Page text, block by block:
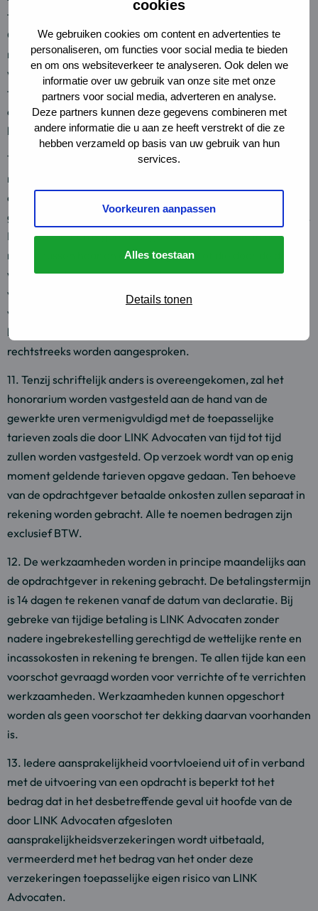
cookies
We gebruiken cookies om content en advertenties te
personaliseren, om functies voor social media te bieden
en om ons websiteverkeer te analyseren. Ook delen we
informatie over uw gebruik van onze site met onze
partners voor social media, adverteren en analyse.
Deze partners kunnen deze gegevens combineren met
andere informatie die u aan ze heeft verstrekt of die ze
hebben verzameld op basis van uw gebruik van hun
services.
Voorkeuren aanpassen
Alles toestaan
Details tonen
te brengen van diegenen binnen LINK Advocaten
Coöperatief U.A. voor wie kennisneming van die gegevens
nuttig is in verband met de behandeling van de opdracht dan
wel het relatiebeheer; (ii) De opdrachtgever verleent
toestemming om bij de communicatie gebruik te maken van
alle op dat moment gebruikelijke communicatiemiddelen, in
het bijzonder ook het internet.
10. LINK Advocaten zal bij het inschakelen van een derde de
nodige zorgvuldigheid in acht nemen en bij de selectie van
deze derde zoveel als in de relatie tot de opdrachtgever
gebruikelijk of redelijk is, met de opdrachtgever overleggen.
LINK Advocaten is gemachtigd voorwaarden die in de
relatie tussen haar en de derde gelden of die door de derde
worden bedongen te aanvaarden. LINK Advocaten zal deze
voorwaarden mogen tegenwerpen aan de opdrachtgever
voor zover het de uitvoering van de opdracht door de derde
betreft. Derden zullen door de opdrachtgever nimmer
rechtstreeks worden aangesproken.
11. Tenzij schriftelijk anders is overeengekomen, zal het
honorarium worden vastgesteld aan de hand van de
gewerkte uren vermenigvuldigd met de toepasselijke
tarieven zoals die door LINK Advocaten van tijd tot tijd
zullen worden vastgesteld. Op verzoek wordt van op enig
moment geldende tarieven opgave gedaan. Ten behoeve
van de opdrachtgever betaalde onkosten zullen separaat in
rekening worden gebracht. Alle te noemen bedragen zijn
exclusief BTW.
12. De werkzaamheden worden in principe maandelijks aan
de opdrachtgever in rekening gebracht. De betalingstermijn
is 14 dagen te rekenen vanaf de datum van declaratie. Bij
gebreke van tijdige betaling is LINK Advocaten zonder
nadere ingebrekestelling gerechtigd de wettelijke rente en
incassokosten in rekening te brengen. Te allen tijde kan een
voorschot gevraagd worden voor verrichte of te verrichten
werkzaamheden. Werkzaamheden kunnen opgeschort
worden als geen voorschot ter dekking daarvan voorhanden
is.
13. Iedere aansprakelijkheid voortvloeiend uit of in verband
met de uitvoering van een opdracht is beperkt tot het
bedrag dat in het desbetreffende geval uit hoofde van de
door LINK Advocaten afgesloten
aansprakelijkheidsverzekeringen wordt uitbetaald,
vermeerderd met het bedrag van het onder deze
verzekeringen toepasselijke eigen risico van LINK
Advocaten.